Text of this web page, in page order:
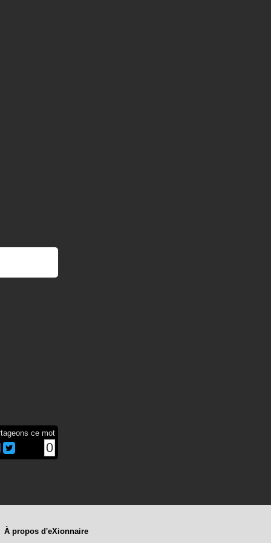
ce mot
0
À propos d'eXionnaire